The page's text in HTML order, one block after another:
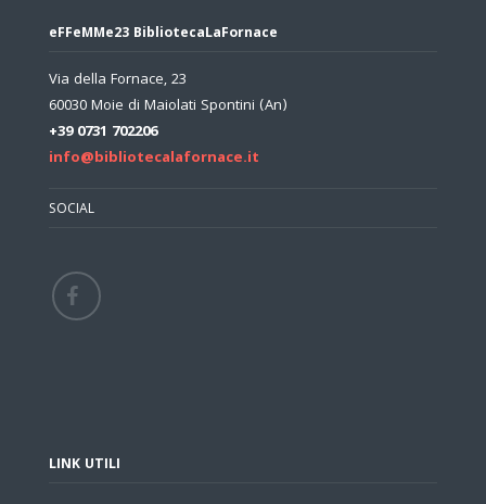
eFFeMMe23 BibliotecaLaFornace
Via della Fornace, 23
60030 Moie di Maiolati Spontini (An)
+39 0731 702206
info@bibliotecalafornace.it
SOCIAL
LINK UTILI